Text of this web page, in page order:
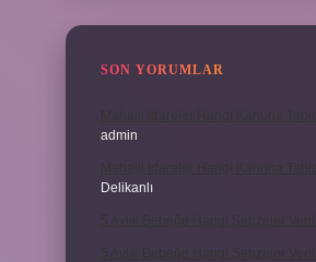
SON YORUMLAR
admin
Delikanlı
5 Aylık Bebeğe Hangi Sebzeler Verilir
5 Aylık Bebeğe Hangi Sebzeler Verilir